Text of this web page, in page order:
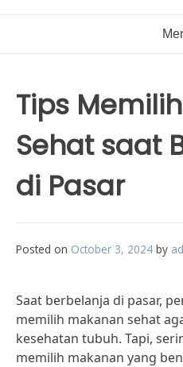
Tips
Sehat saat
di Pasar
Posted on October 3, 2024 by
Saat berbelanja di pasar,
memilih makanan sehat
kesehatan tubuh. Tapi,
memilih makanan yang